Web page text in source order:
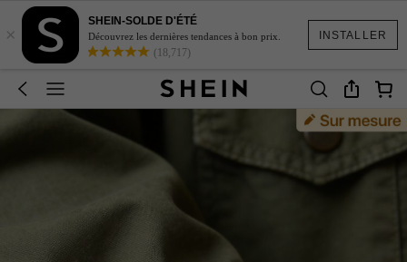
INSTALLER
×
SHEIN-SOLDE D'ÉTÉ
Découvrez les dernières tendances à bon prix.
(18,717)